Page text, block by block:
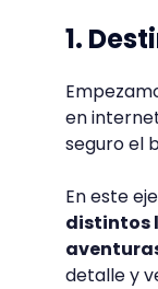
1.
en
seguro el
En este
distintos
detalle y